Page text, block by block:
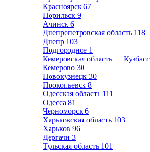
Красноярск 67
Норильск 9
Ачинск 6
Днепропетровская область 118
Днепр 103
Подгородное 1
Кемеровская область — Кузбасс
Кемерово 30
Новокузнецк 30
Прокопьевск 8
Одесская область 111
Одесса 81
Черноморск 6
Харьковская область 103
Харьков 96
Дергачи 3
Тульская область 101